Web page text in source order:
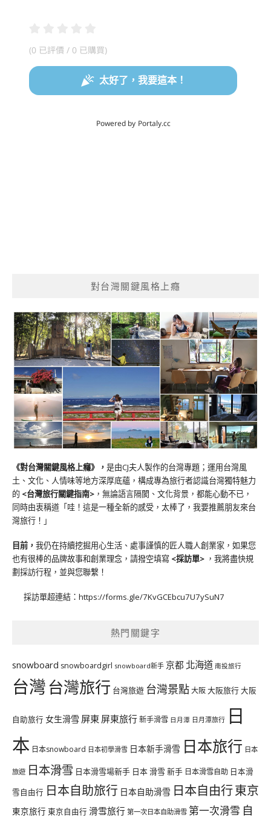
對台灣關鍵風格上癮
《對台灣關鍵風格上癮》 ， 是由CJ夫人製作的台灣專題；運用台灣風
土、文化、人情味等地方深厚底蘊，構成專為旅行者認識台灣獨特魅力
的 <台灣旅行關鍵指南> ，無論語言隔閡、文化背景，都能心動不已，
同時由衷稱道「哇！這是一種全新的感受，太棒了，我要推薦朋友來台
灣旅行！」
目前， 我仍在持續挖掘用心生活、處事謹慎的匠人職人創業家，如果您
也有很棒的品牌故事和創業理念，請撥空填寫 <採訪單> ，我將盡快規
劃採訪行程，並與您聯繫！
採訪單超連結： https://forms.gle/7KvGCEbcu7U7ySuN7
熱門關鍵字
snowboard snowboardgirl snowboard新手 京都 北海道 南投旅行
台灣台灣旅行 台灣旅遊 台灣景點大阪大阪旅行大阪
自助旅行 女生滑雪 屏東 屏東旅行新手滑雪 日月潭 日月潭旅行 日
本 日本snowboard 日本初學滑雪 日本新手滑雪 日本旅行 日本
旅遊 日本滑雪 日本滑雪場新手 日本 滑雪 新手 日本滑雪自助 日本滑
雪自由行 日本自助旅行 日本自助滑雪 日本自由行東京
東京旅行 東京自由行 滑雪旅行 第一次日本自助滑雪 第一次滑雪 自